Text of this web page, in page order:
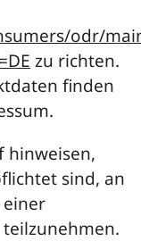
odr/
zu richten.
finden
hinweisen,
sind, an